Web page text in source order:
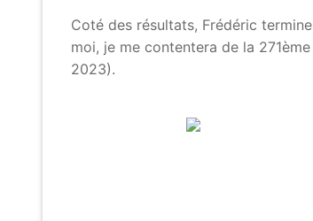
Coté des résultats, Frédéric
moi, je me contentera de la
2023).